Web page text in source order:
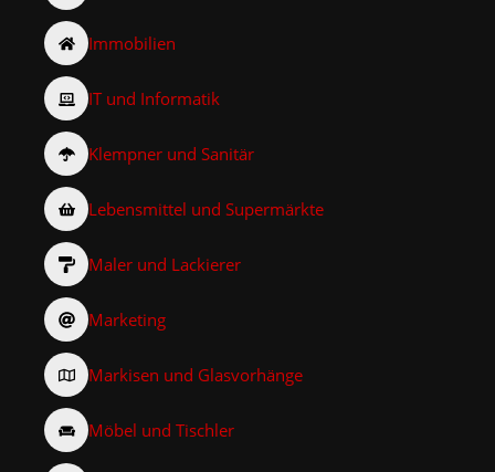
Immobilien
IT und Informatik
Klempner und Sanitär
Lebensmittel und Supermärkte
Maler und Lackierer
Marketing
Markisen und Glasvorhänge
Möbel und Tischler